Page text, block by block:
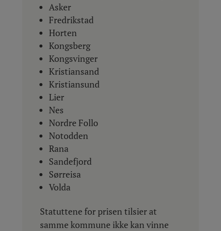
Asker
Fredrikstad
Horten
Kongsberg
Kongsvinger
Kristiansand
Kristiansund
Lier
Nes
Nordre Follo
Notodden
Rana
Sandefjord
Sørreisa
Volda
Statuttene for prisen tilsier at
samme kommune ikke kan vinne